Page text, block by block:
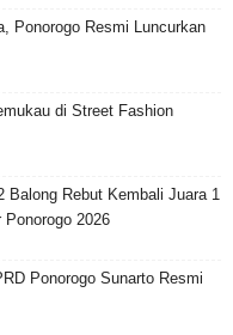
Ponorogo Resmi Luncurkan
di Street Fashion
Rebut Kembali Juara 1
2026
Ponorogo Sunarto Resmi